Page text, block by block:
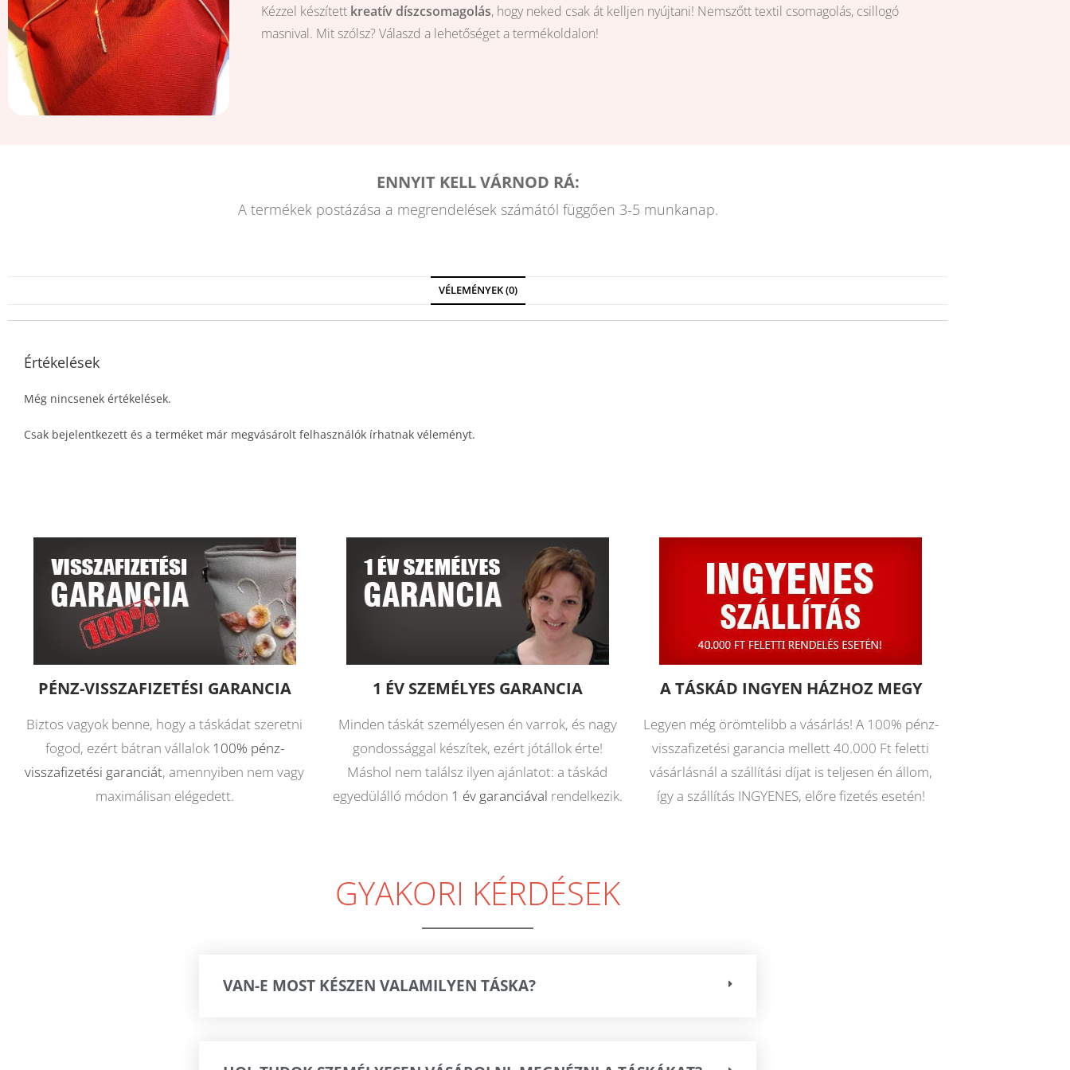
Kézzel készített kreatív díszcsomagolás, hogy neked csak át kelljen nyújtani! Nemszőtt textil csomagolás, csillogó
masnival. Mit szólsz? Válaszd a lehetőséget a termékoldalon!
ENNYIT KELL VÁRNOD RÁ:
A termékek postázása a megrendelések számától függően 3-5 munkanap.
VÉLEMÉNYEK (0)
Értékelések
Még nincsenek értékelések.
Csak bejelentkezett és a terméket már megvásárolt felhasználók írhatnak véleményt.
PÉNZ-VISSZAFIZETÉSI GARANCIA
Biztos vagyok benne, hogy a táskádat szeretni
fogod, ezért bátran vállalok 100% pénz-
visszafizetési garanciát, amennyiben nem vagy
maximálisan elégedett.
1 ÉV SZEMÉLYES GARANCIA
Minden táskát személyesen én varrok, és nagy
gondossággal készítek, ezért jótállok érte!
Máshol nem találsz ilyen ajánlatot: a táskád
egyedülálló módon 1 év garanciával rendelkezik.
A TÁSKÁD INGYEN HÁZHOZ MEGY
Legyen még örömtelibb a vásárlás! A 100% pénz-
visszafizetési garancia mellett 40.000 Ft feletti
vásárlásnál a szállítási díjat is teljesen én állom,
így a szállítás INGYENES, előre fizetés esetén!
GYAKORI KÉRDÉSEK
VAN-E MOST KÉSZEN VALAMILYEN TÁSKA?